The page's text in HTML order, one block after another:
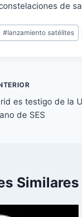
de
#lanzamiento satélites
es testigo de la
de SES
Similares